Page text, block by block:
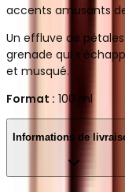
accents amusants
Un effluve de
grenade qui
et musqué.
Format : 100 ml
Informations de